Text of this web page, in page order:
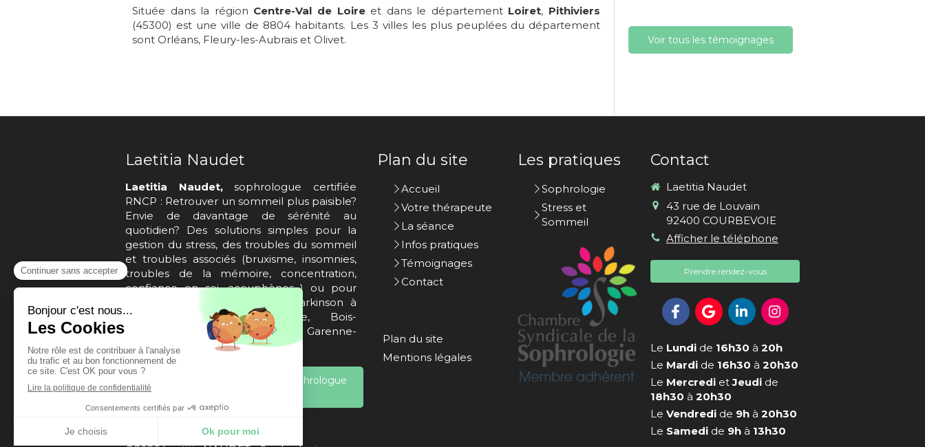
Située dans la région Centre-Val de Loireet dans le département Loiret, Pithiviers
(45300) est une ville de 8804 habitants. Les 3 villes les plus peuplées du département
sont Orléans, Fleury-les-Aubrais et Olivet.
Voir tous les témoignages
Laetitia Naudet
Laetitia Naudet,sophrologue certifiée
RNCP : Retrouver un sommeil plus paisible?
Envie de davantage de sérénité au
quotidien? Des solutions simples pour la
gestion du stress, des troubles du sommeil
et troubles associés (bruxisme, insomnies,
troubles de la mémoire, concentration,
confiance en soi, acouphènes...) ou pour
accompagner la maladie de Parkinson à
Courbevoie, Asnières-Sur-Seine, Bois-
Colombes, Colombes, La Garenne-
Colombes
cgv_laetitia_naudet_reczulski_sophrologue
Plan du site
Accueil
Votre thérapeute
La séance
Infos pratiques
Témoignages
Contact
Plan du site
Mentions légales
Les pratiques
Sophrologie
Stress et
Sommeil
Contact
Laetitia Naudet
43 rue de Louvain
92400 COURBEVOIE
Afficher le téléphone
Prendre rendez-vous
Le Lundi de 16h30 à 20h
Le Mardi de 16h30 à 20h30
Le Mercredi etJeudi de
18h30 à 20h30
Le Vendredi de 9h à 20h30
Le Samedi de 9h à 13h30